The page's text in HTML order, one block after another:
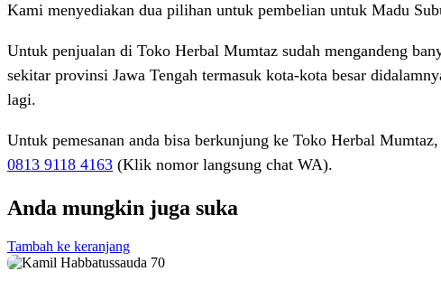
Kami menyediakan dua pilihan untuk pembelian untuk Madu
Untuk penjualan di Toko Herbal Mumtaz sudah mengandeng
sekitar provinsi Jawa Tengah termasuk kota-kota besar
lagi.
Untuk pemesanan anda bisa berkunjung ke Toko Herbal
0813 9118 4163 (Klik nomor langsung chat WA).
Anda mungkin juga suka
Tambah ke keranjang